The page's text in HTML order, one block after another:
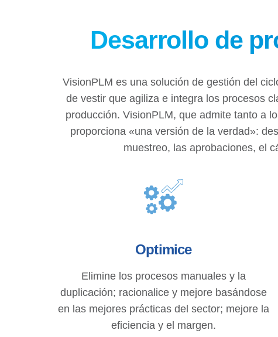
Desarrollo de
VisionPLM es una solución de gestión del
de vestir que agiliza e integra los procesos
producción. VisionPLM, que admite tanto a
proporciona «una versión de la verdad»:
muestreo, las aprobaciones, el
Optimice
Elimine los procesos manuales y la
duplicación; racionalice y mejore basándose
en las mejores prácticas del sector; mejore la
eficiencia y el margen.